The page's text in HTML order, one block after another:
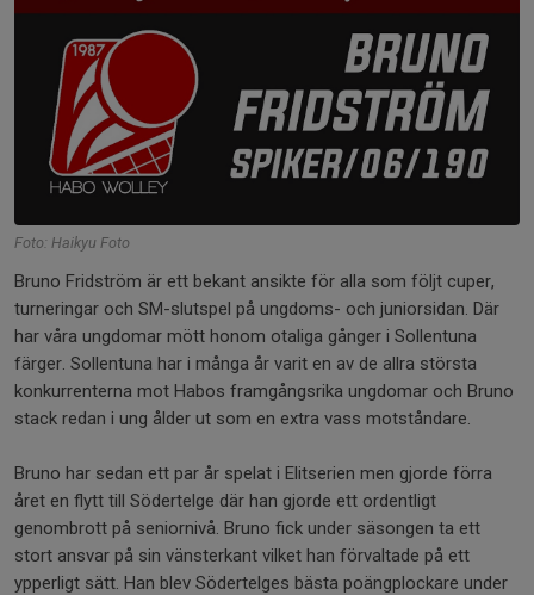
Foto: Haikyu Foto
Bruno Fridström är ett bekant ansikte för alla som följt cuper,
turneringar och SM-slutspel på ungdoms- och juniorsidan. Där
har våra ungdomar mött honom otaliga gånger i Sollentuna
färger. Sollentuna har i många år varit en av de allra största
konkurrenterna mot Habos framgångsrika ungdomar och Bruno
stack redan i ung ålder ut som en extra vass motståndare.
Bruno har sedan ett par år spelat i Elitserien men gjorde förra
året en flytt till Södertelge där han gjorde ett ordentligt
genombrott på seniornivå. Bruno fick under säsongen ta ett
stort ansvar på sin vänsterkant vilket han förvaltade på ett
ypperligt sätt. Han blev Södertelges bästa poängplockare under